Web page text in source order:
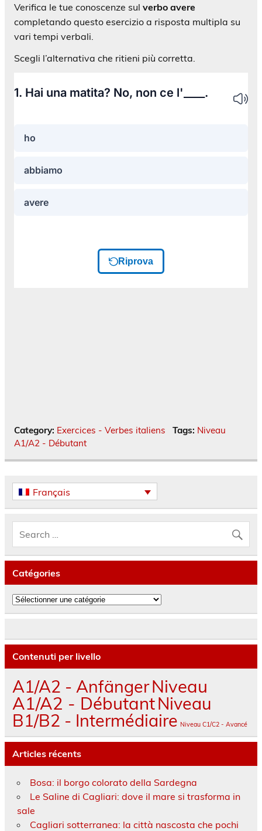
Verifica le tue conoscenze sul verbo avere
completando questo esercizio a risposta multipla su
vari tempi verbali.
Scegli l’alternativa che ritieni più corretta.
Category: Exercices - Verbes italiens Tags: Niveau
A1/A2 - Débutant
Français
Catégories
Catégories
Contenuti per livello
A1/A2 - AnfängerNiveau
A1/A2 - DébutantNiveau
B1/B2 - Intermédiaire Niveau C1/C2 - Avancé
Articles récents
Bosa: il borgo colorato della Sardegna
Le Saline di Cagliari: dove il mare si trasforma in
sale
Cagliari sotterranea: la città nascosta che pochi